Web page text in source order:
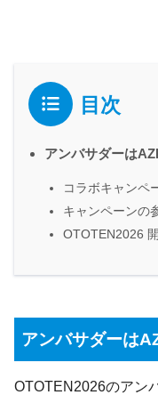
目次
アンバサダーは
コラボキャンペ
キャンペーンの
OTOTEN2026
アンバサダーは
OTOTEN2026のアン